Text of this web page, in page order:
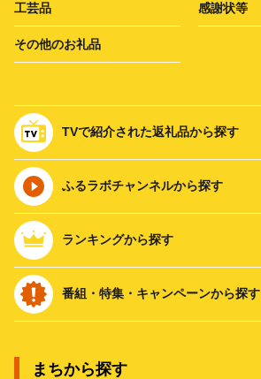
工芸品 感謝状等
その他のお礼品
TVで紹介された返礼品から探す
ふるラボチャンネルから探す
ランキングから探す
番組・特集・キャンペーンから探す
まちから探す